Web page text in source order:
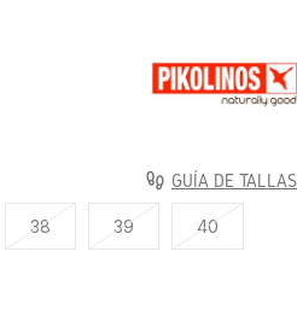
GUÍA DE TALLAS
38 39 40